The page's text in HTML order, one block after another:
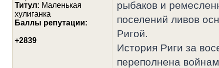
Титул: Маленькая
хулиганка
Баллы репутации:
+2839
рыбаков и
поселений ливов
Ригой.
История Риги за
переполнена